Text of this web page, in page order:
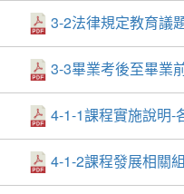
3-2法律規定教育議
3-3畢業考後至畢業
4-1-1課程實施說明-
4-1-2課程發展相關